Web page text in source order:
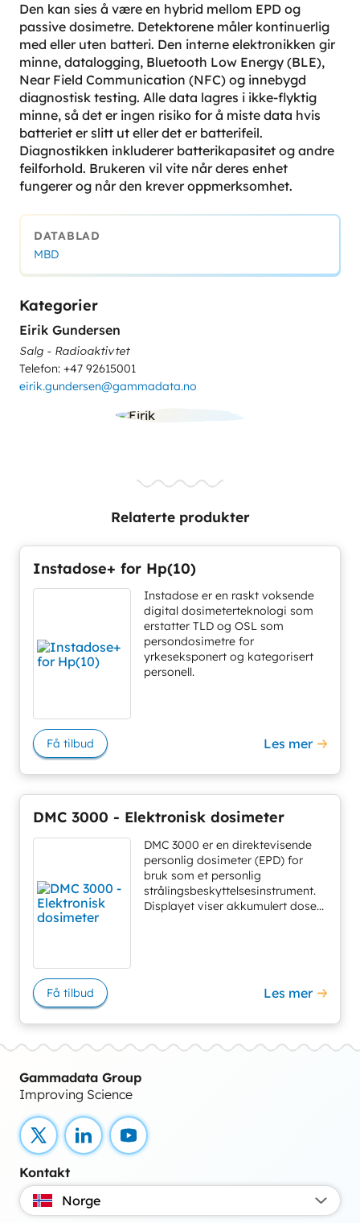
Den kan sies å være en hybrid mellom EPD og
passive dosimetre. Detektorene måler kontinuerlig
med eller uten batteri. Den interne elektronikken gir
minne, datalogging, Bluetooth Low Energy (BLE),
Near Field Communication (NFC) og innebygd
diagnostisk testing. Alle data lagres i ikke-flyktig
minne, så det er ingen risiko for å miste data hvis
batteriet er slitt ut eller det er batterifeil.
Diagnostikken inkluderer batterikapasitet og andre
feilforhold. Brukeren vil vite når deres enhet
fungerer og når den krever oppmerksomhet.
DATABLAD
MBD
Kategorier
Eirik Gundersen
Salg - Radioaktivtet
Telefon: +47 92615001
eirik.gundersen@gammadata.no
Relaterte produkter
Instadose+ for Hp(10)
Instadose er en raskt voksende
digital dosimeterteknologi som
erstatter TLD og OSL som
persondosimetre for
yrkeseksponert og kategorisert
personell.
Få tilbud Les mer
DMC 3000 - Elektronisk dosimeter
DMC 3000 er en direktevisende
personlig dosimeter (EPD) for
bruk som et personlig
strålingsbeskyttelsesinstrument.
Displayet viser akkumulert dose...
Få tilbud Les mer
Gammadata Group
Improving Science
X LinkedInYouTube
Kontakt
Norge